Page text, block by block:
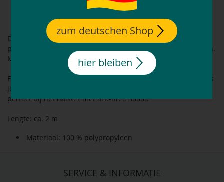
zilverkleurige paniekhaak
lengte: ca. 2 m
Dit halstertouw van black forest is gemaakt van scheurvast
polypropyleen en is verkrijgbaar in vier verschillende kleuren.
Met zilverkleurige paniekhaak.
Een halstertouw mag nooit om de hand worden gewikkeld als
je het paard leidt. Dankzij de gekozen kleur past het touw
perfect bij het halster met art.-nr. 518888.
Lengte: ca. 2 m
Materiaal: 100 % polypropyleen
SERVICE & INFORMATIE
zum deutschen Shop
hier bleiben